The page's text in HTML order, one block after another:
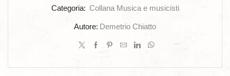
AL
Categoria: Collana Musica e musicisti
Autore: Demetrio Chiatto